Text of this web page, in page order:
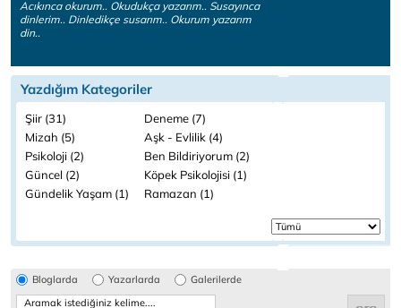
Acıkınca okurum.. Okudukça yazarım.. Susayınca
dinlerim.. Dinledikçe susarım.. Okurum yazarım
din..
Yazdığım Kategoriler
Şiir (31)
Deneme (7)
Mizah (5)
Aşk - Evlilik (4)
Psikoloji (2)
Ben Bildiriyorum (2)
Güncel (2)
Köpek Psikolojisi (1)
Gündelik Yaşam (1)
Ramazan (1)
Bloglarda Yazarlarda Galerilerde